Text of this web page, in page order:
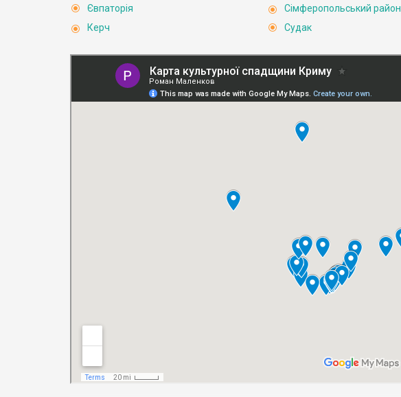
Євпаторія
Керч
Сімферопольський район
Судак